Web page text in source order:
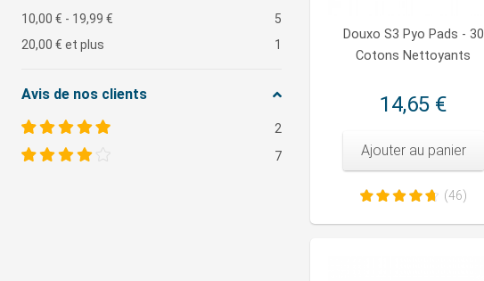
10,00 € - 19,99 €
5
20,00 € et plus 1
Avis de nos clients
2
7
Douxo S3 Pyo Pads - 30
Cotons Nettoyants
14,65 €
Ajouter au panier
(46)